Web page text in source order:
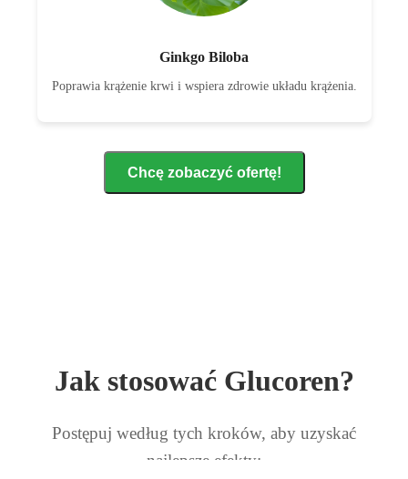
Ginkgo Biloba
Poprawia krążenie krwi i wspiera zdrowie układu krążenia.
Chcę zobaczyć ofertę!
Jak stosować Glucoren?
Postępuj według tych kroków, aby uzyskać
najlepsze efekty: